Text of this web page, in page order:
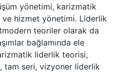
yönetimi, karizmatik
hizmet yönetimi. Liderlik
teoriler olarak da
bağlamında ele
liderlik teorisi,
tam seri, vizyoner liderlik